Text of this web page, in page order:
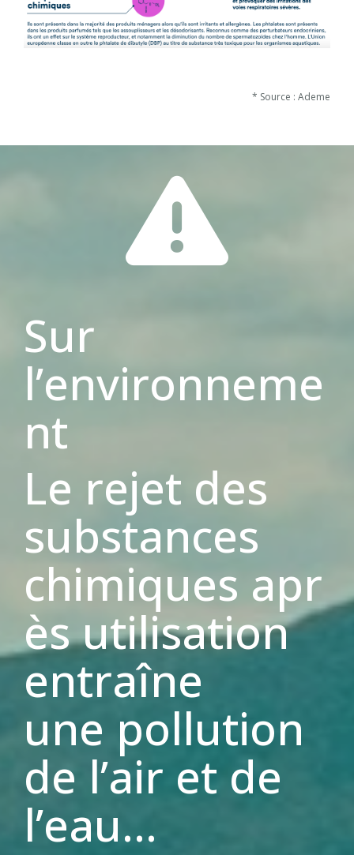
* Source : Ademe
Sur
l’environneme
nt
Le rejet des
substances
chimiques apr
ès utilisation
entraîne
une pollution
de l’air et de
l’eau...